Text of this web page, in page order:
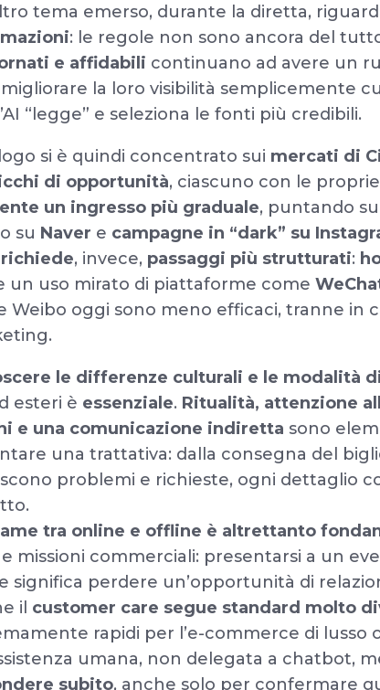
tema emerso, durante la diretta,
: le regole non sono ancora del
e affidabili continuano ad avere un
la loro visibilità semplicemente
“legge” e seleziona le fonti più credibili.
si è quindi concentrato sui mercati di
di opportunità, ciascuno con le
un ingresso più graduale, puntando su
su Naver e campagne in “dark” su
richiede, invece, passaggi più strutturati:
un uso mirato di piattaforme come
Weibo oggi sono meno efficaci, tranne in
le differenze culturali e le modalità
esteri è essenziale. Ritualità, attenzione
e una comunicazione indiretta sono
una trattativa: dalla consegna del
problemi e richieste, ogni dettaglio
tra online e offline è altrettanto
missioni commerciali: presentarsi a un
significa perdere un’opportunità di
il customer care segue standard molto
rapidi per l’e-commerce di lusso
umana, non delegata a chatbot,
subito, anche solo per confermare